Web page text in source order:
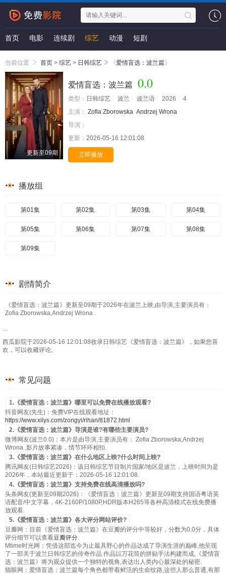
首页 电影 连续剧 综艺 动漫 短剧
当前位置 首页 > 综艺 > 日韩综艺 《爱情盲选：波兰篇》
更新至09期
爱情盲选：波兰篇 0.0
类型： 日韩综艺 波兰 波兰语 2026
4
主演： Zofia Zborowska Andrzej Wrona
导演：
更新： 2026-05-16 12:01:08
立即播放
播放组
第01集 第02集 第03集 第04集
第05集 第06集 第07集 第08集
第09集
剧情简介
《爱情盲选：波兰篇》更新至09期于2026年在波兰上映,由导演,主要演员有：
Zofia Zborowska,Andrzej Wrona .
...
西瓜影院于2026-05-16 12:01:08收录日韩综艺《爱情盲选：波兰篇》，如果您喜
欢，可以收藏评论。
常见问题
1.《爱情盲选：波兰篇》哪里可以免费在线播放观看?
抖音网友(先生)：免费VIP在线观看地址：
https://www.xilys.com/zongyi/rihan/81872.html
2.《爱情盲选：波兰篇》导演是谁?有哪些主要演员?
微博网友(波兰0.0)：本片是由导演,主要演员有： Zofia Zborowska,Andrzej
Wrona .影片故事紧凑，情节环环相扣.
3.《爱情盲选：波兰篇》在什么地区上映?什么时间上映?
腾讯网友(日韩综艺2026)：该日韩综艺节目制片国家/地区是波兰，上映时间为是
2026年，本站最近更新于：2026-05-16 12:01:08.
4.《爱情盲选：波兰篇》支持免费在线高清播放吗?
头条网友(更新至09期2026)：《爱情盲选：波兰篇》更新至09期支持国语粤语英
语配音/中文字幕，4K-2160P/1080P,HDR版本H265等各种高清模式在线免费播
放观看.
5.《爱情盲选：波兰篇》各大评分网站评价?
豆瓣网：目前《爱情盲选：波兰篇》在豆瓣的评分中等较好，分数为0.0分，具体
评分细节可以查看豆瓣评分.
Mtime时光网：凭借这部迄今为止最具野心的作品达成了导演生涯的巅峰,他呈现
了一部关于波兰日韩综艺的传奇作品.作品以万花筒的拼贴手法构建而成,《爱情盲
选：波兰篇》将为观众提供一个独特的视角,表达出人类内心最深处的秘密.
猫眼网：爱情盲选：波兰篇每个角色都带着鲜活的生命纹路,这些人那么普通,有那